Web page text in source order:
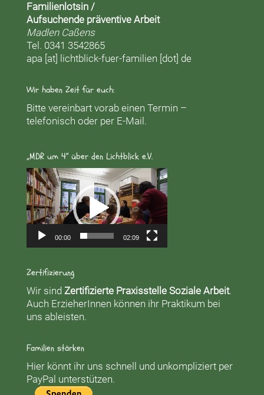
Familienlotsin /
Aufsuchende präventive Arbeit
Madlen Caßens
Tel. 0341 3542865
apa [at] lichtblick-fuer-familien [dot] de
Wir haben Zeit für euch:
Bitte vereinbart vorab einen Termin –
telefonisch oder per E-Mail.
„MDR um 4“ über den Lichtblick e.V.
Video-
Player
00:00 02:09
Zertifizierung
Wir sind Zertifizierte Praxisstelle Soziale Arbeit.
Auch ErzieherInnen können ihr Praktikum bei
uns ableisten.
Familien stärken
Hier könnt ihr uns schnell und unkompliziert per
PayPal unterstützen.